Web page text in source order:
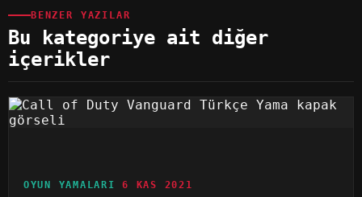
BENZER YAZILAR
Bu kategoriye ait diğer
içerikler
OYUN YAMALARI 6 KAS 2021